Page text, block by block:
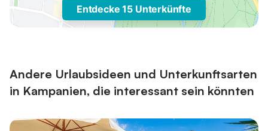
Entdecke 15 Unterkünfte
Andere Urlaubsideen und Unterkunftsarten
in Kampanien, die interessant sein könnten